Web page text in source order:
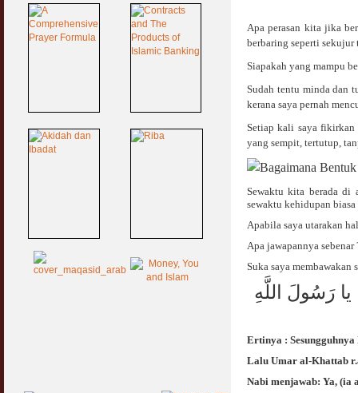
Apa perasan kita jika
berbaring seperti
Siapakah yang mampu
Sudah tentu minda dan
kerana saya pernah
Setiap kali saya fikirkan
yang sempit, tertutup,
Sewaktu kita berada di
sewaktu kehidupan
Apabila saya utarakan
Apa jawapannya sebenar
Suka saya membawakan
يا رَسُولَ اللَّهِ
Ertinya :
Lalu Umar al-Khattab
Nabi menjawab: Ya, (ia